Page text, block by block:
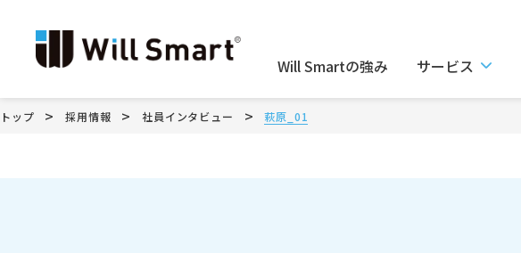
Will Smartの強み サービス
トップ > 採用情報 > 社員インタビュー > 萩原_01